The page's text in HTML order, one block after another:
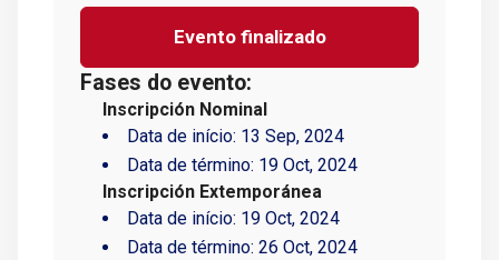
Evento finalizado
Fases do evento:
Inscripción Nominal
Data de início: 13 Sep, 2024
Data de término: 19 Oct, 2024
Inscripción Extemporánea
Data de início: 19 Oct, 2024
Data de término: 26 Oct, 2024